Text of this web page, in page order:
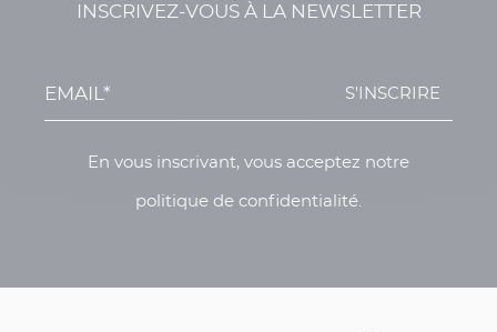
INSCRIVEZ-VOUS À LA NEWSLETTER
S'INSCRIRE
En vous inscrivant, vous acceptez notre
politique de confidentialité.